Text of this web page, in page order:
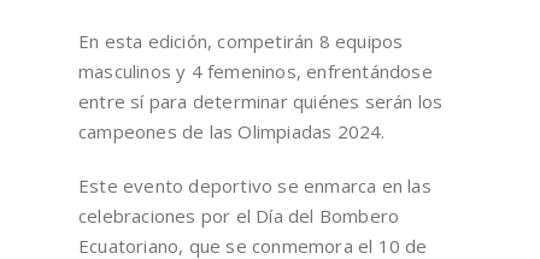
En esta edición, competirán 8 equipos
masculinos y 4 femeninos, enfrentándose
entre sí para determinar quiénes serán los
campeones de las Olimpiadas 2024.
Este evento deportivo se enmarca en las
celebraciones por el Día del Bombero
Ecuatoriano, que se conmemora el 10 de